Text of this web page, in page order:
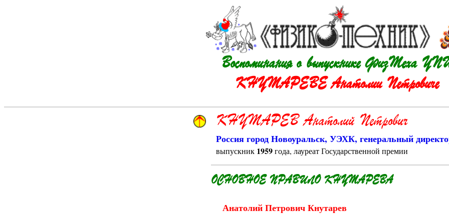
Воспоминания о выпускнике ФизТеха
КНУТАРЕВЕ Анатолии Петровиче
КНУТАРЕВ Анатолий Петрович
Россия город Новоуральск, УЭХК, генеральный
выпускник 1959года, лауреат Государственной премии
ОСНОВНОЕ ПРАВИЛО КНУТАРЕВА
Анатолий Петрович Кнутарев